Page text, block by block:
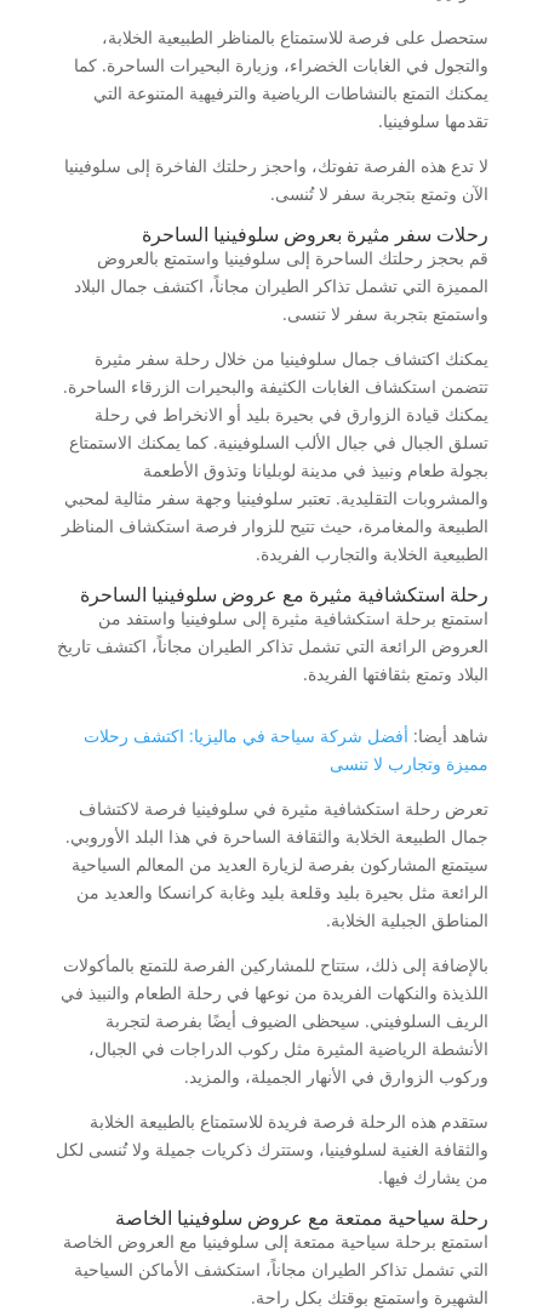
ستحصل على فرصة للاستمتاع بالمناظر الطبيعية الخلابة،
والتجول في الغابات الخضراء، وزيارة البحيرات الساحرة. كما
يمكنك التمتع بالنشاطات الرياضية والترفيهية المتنوعة التي
تقدمها سلوفينيا.
لا تدع هذه الفرصة تفوتك، واحجز رحلتك الفاخرة إلى سلوفينيا
الآن وتمتع بتجربة سفر لا تُنسى.
رحلات سفر مثيرة بعروض سلوفينيا الساحرة
قم بحجز رحلتك الساحرة إلى سلوفينيا واستمتع بالعروض
المميزة التي تشمل تذاكر الطيران مجاناً، اكتشف جمال البلاد
واستمتع بتجربة سفر لا تنسى.
يمكنك اكتشاف جمال سلوفينيا من خلال رحلة سفر مثيرة
تتضمن استكشاف الغابات الكثيفة والبحيرات الزرقاء الساحرة.
يمكنك قيادة الزوارق في بحيرة بليد أو الانخراط في رحلة
تسلق الجبال في جبال الألب السلوفينية. كما يمكنك الاستمتاع
بجولة طعام ونبيذ في مدينة لوبليانا وتذوق الأطعمة
والمشروبات التقليدية. تعتبر سلوفينيا وجهة سفر مثالية لمحبي
الطبيعة والمغامرة، حيث تتيح للزوار فرصة استكشاف المناظر
الطبيعية الخلابة والتجارب الفريدة.
رحلة استكشافية مثيرة مع عروض سلوفينيا الساحرة
استمتع برحلة استكشافية مثيرة إلى سلوفينيا واستفد من
العروض الرائعة التي تشمل تذاكر الطيران مجاناً، اكتشف تاريخ
البلاد وتمتع بثقافتها الفريدة.
شاهد أيضا: أفضل شركة سياحة في ماليزيا: اكتشف رحلات
مميزة وتجارب لا تنسى
تعرض رحلة استكشافية مثيرة في سلوفينيا فرصة لاكتشاف
جمال الطبيعة الخلابة والثقافة الساحرة في هذا البلد الأوروبي.
سيتمتع المشاركون بفرصة لزيارة العديد من المعالم السياحية
الرائعة مثل بحيرة بليد وقلعة بليد وغابة كرانسكا والعديد من
المناطق الجبلية الخلابة.
بالإضافة إلى ذلك، ستتاح للمشاركين الفرصة للتمتع بالمأكولات
اللذيذة والنكهات الفريدة من نوعها في رحلة الطعام والنبيذ في
الريف السلوفيني. سيحظى الضيوف أيضًا بفرصة لتجربة
الأنشطة الرياضية المثيرة مثل ركوب الدراجات في الجبال،
وركوب الزوارق في الأنهار الجميلة، والمزيد.
ستقدم هذه الرحلة فرصة فريدة للاستمتاع بالطبيعة الخلابة
والثقافة الغنية لسلوفينيا، وستترك ذكريات جميلة ولا تُنسى لكل
من يشارك فيها.
رحلة سياحية ممتعة مع عروض سلوفينيا الخاصة
استمتع برحلة سياحية ممتعة إلى سلوفينيا مع العروض الخاصة
التي تشمل تذاكر الطيران مجاناً، استكشف الأماكن السياحية
الشهيرة واستمتع بوقتك بكل راحة.